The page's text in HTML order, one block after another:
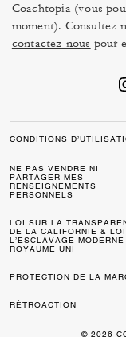
Coachtopia (vous
moment). Consultez
contactez-nous pour
CONDITIONS
NE PAS VENDRE NI
PARTAGER MES
RENSEIGNEMENTS
PERSONNELS
LOI SUR LA
DE LA CALIFORNIE &
L’ESCLAVAGE MODERNE
ROYAUME UNI
PROTECTION DE LA
RÉTROACTION
© 2026